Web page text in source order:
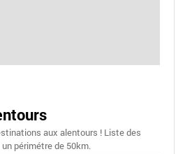
aux alentours ! Liste des
périmétre de 50km.